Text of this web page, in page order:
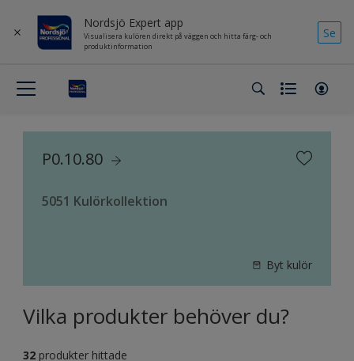
Nordsjö Expert app
Visualisera kulören direkt på väggen och hitta färg- och
produktinformation
Se
P0.10.80
5051 Kulörkollektion
Byt kulör
Vilka produkter behöver du?
32 produkter hittade